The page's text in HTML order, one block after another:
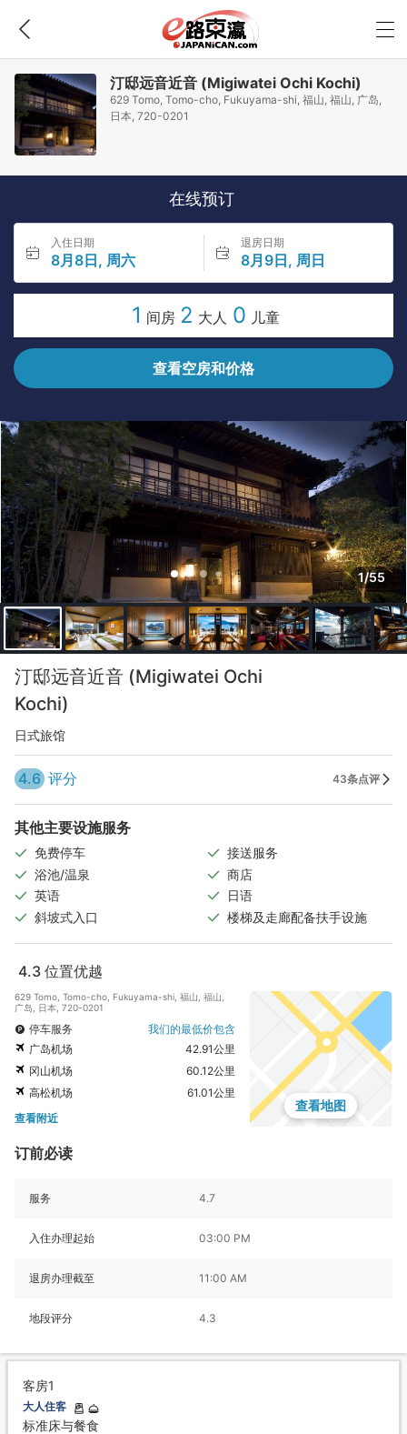
汀邸远音近音 (Migiwatei Ochi Kochi)
629 Tomo, Tomo-cho, Fukuyama-shi, 福山, 福山, 广岛,
日本, 720-0201
在线预订
入住日期
8月8日, 周六
退房日期
8月9日, 周日
1 间房 2 大人 0 儿童
查看空房和价格
1/55
汀邸远音近音 (Migiwatei Ochi
Kochi)
日式旅馆
4.6 评分 43条点评
其他主要设施服务
免费停车
接送服务
浴池/温泉
商店
英语
日语
斜坡式入口
楼梯及走廊配备扶手设施
4.3 位置优越
629 Tomo, Tomo-cho, Fukuyama-shi, 福山, 福山,
广岛, 日本, 720-0201
停车服务
我们的最低价包含
广岛机场
42.91公里
冈山机场
60.12公里
高松机场
61.01公里
查看附近
查看地图
订前必读
服务 4.7
入住办理起始 03:00 PM
退房办理截至 11:00 AM
地段评分 4.3
客房1
大人住客
标准床与餐食